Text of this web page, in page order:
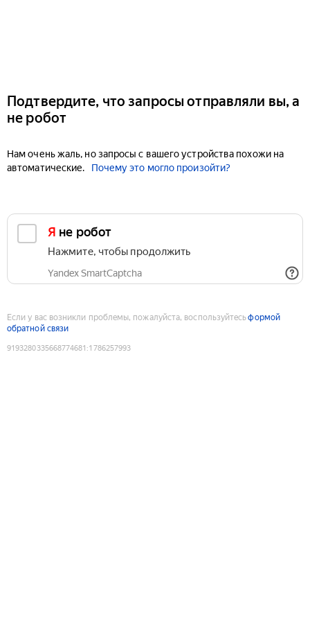
Подтвердите, что запросы отправляли вы, а
не робот
Нам очень жаль, но запросы с вашего устройства похожи на
автоматические.
Почему это могло произойти?
Я не робот
Нажмите, чтобы продолжить
Yandex SmartCaptcha
Если у вас возникли проблемы, пожалуйста, воспользуйтесьформой
обратной связи
9193280335668774681 :1786257993